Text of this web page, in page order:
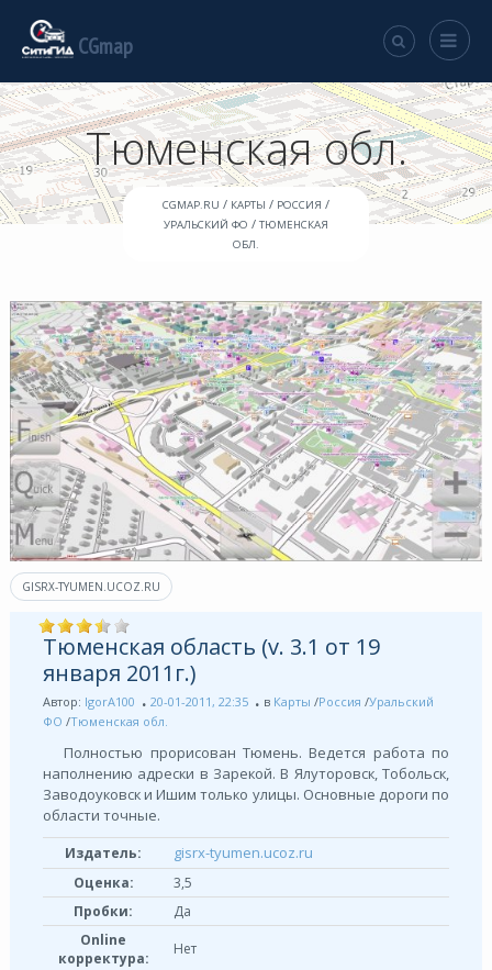
CGmap
Тюменская обл.
CGMAP.RU / КАРТЫ / РОССИЯ /
УРАЛЬСКИЙ ФО / ТЮМЕНСКАЯ
ОБЛ.
GISRX-TYUMEN.UCOZ.RU
Тюменская область (v. 3.1 от 19
января 2011г.)
Автор: IgorA100 20-01-2011, 22:35 в Карты /Россия /Уральский
ФО /Тюменская обл.
Полностью прорисован Тюмень. Ведется работа по
наполнению адрески в Зарекой. В Ялуторовск, Тобольск,
Заводоуковск и Ишим только улицы. Основные дороги по
области точные.
Издатель: gisrx-tyumen.ucoz.ru
Оценка:
3,5
Пробки:
Да
Online
корректура:
Нет